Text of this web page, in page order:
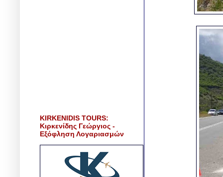
KIRKENIDIS TOURS:
Κιρκενίδης Γεώργιος -
Εξόφληση Λογαριασμών